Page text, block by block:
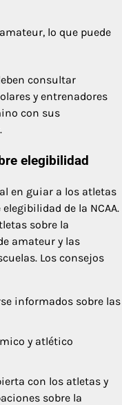
lo que puede
consultar
y entrenadores
con sus
elegibilidad
en guiar a los atletas
de la NCAA.
sobre la
amateur y las
Los consejos
informados sobre las
y atlético
con los atletas y
sobre la